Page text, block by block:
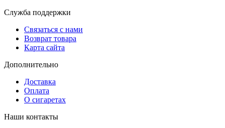
Служба поддержки
Связаться с нами
Возврат товара
Карта сайта
Дополнительно
Доставка
Оплата
О сигаретах
Наши контакты